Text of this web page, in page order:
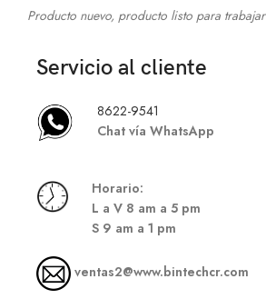
Producto nuevo, producto listo para trabajar
Servicio al cliente
8622-9541
Chat vía WhatsApp
Horario:
L a V 8 am a 5 pm
S 9 am a 1 pm
ventas2@www.bintechcr.com